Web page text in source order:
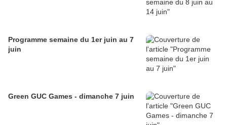
Programme semaine du 1er juin au 7
juin
Green GUC Games - dimanche 7 juin